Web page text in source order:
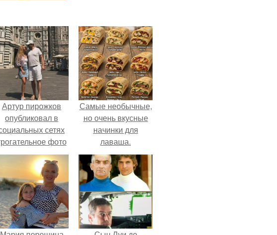
Артур пирожков
опубликовал в
сетях
фото
с супругой
Анжеликой,
сделанное во
их недавнего
путешествия в
Италию.
Самые необычные,
но очень вкусные
начинки для
лаваша.